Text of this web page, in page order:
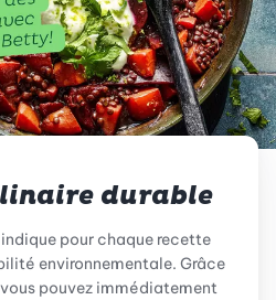
durable
pour chaque recette
environnementale. Grâce
pouvez immédiatement